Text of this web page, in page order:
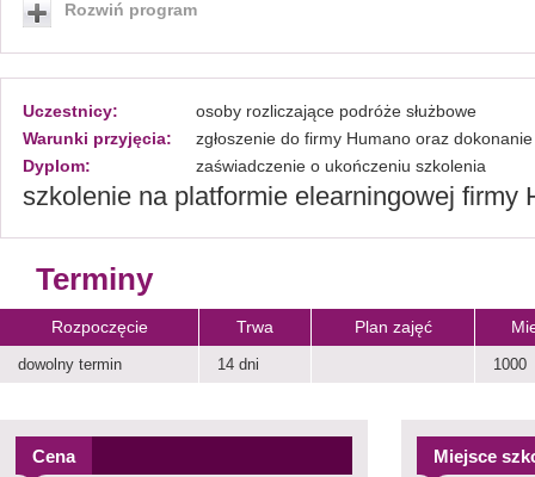
Rozwiń program
Uczestnicy:
osoby rozliczające podróże służbowe
Warunki przyjęcia:
zgłoszenie do firmy Humano oraz dokonanie
Dyplom:
zaświadczenie o ukończeniu szkolenia
szkolenie na platformie elearningowej firmy
Terminy
Rozpoczęcie Trwa Plan zajęć
dowolny termin 14 dni 1000
Cena Miejsce